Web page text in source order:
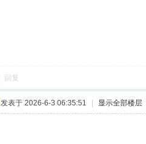
回复
发表于 2026-6-3 06:35:51 显示全部楼层